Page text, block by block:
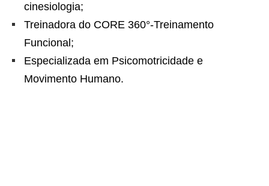
cinesiologia;
Treinadora do CORE 360°-Treinamento
Funcional;
Especializada em Psicomotricidade e
Movimento Humano.